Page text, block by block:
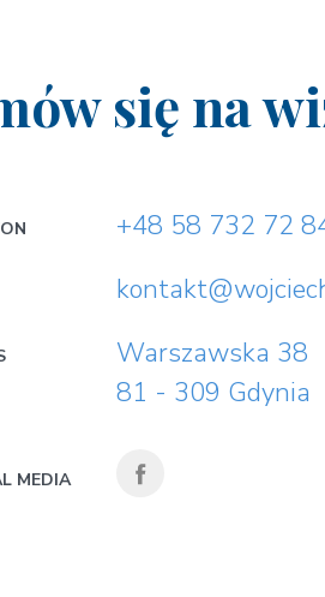
się na
+48 58 732 72
Warszawska 38
81 - 309 Gdynia
MEDIA